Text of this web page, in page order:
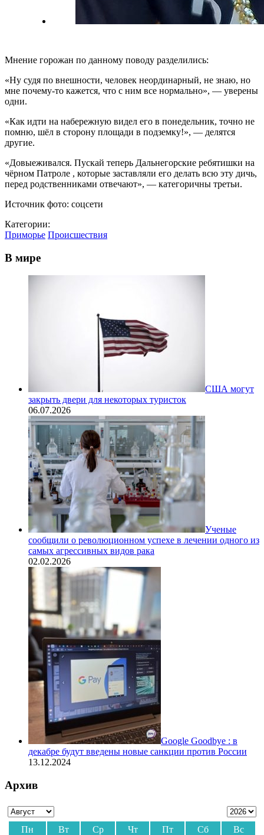
Мнение горожан по данному поводу разделились:
«Ну судя по внешности, человек неординарный, не знаю, но
мне почему-то кажется, что с ним все нормально», — уверены
одни.
«Как идти на набережную видел его в понедельник, точно не
помню, шёл в сторону площади в подземку!», — делятся
другие.
«Довыеживался. Пускай теперь Дальнегорские ребятишки на
чёрном Патроле , которые заставляли его делать всю эту дичь,
перед родственниками отвечают», — категоричны третьи.
Источник фото: соцсети
Категории:
Приморье Происшествия
В мире
США могут
закрыть двери для некоторых туристок
06.07.2026
Ученые
сообщили о революционном успехе в лечении одного из
самых агрессивных видов рака
02.02.2026
Google Goodbye : в
декабре будут введены новые санкции против России
13.12.2024
Архив
Пн Вт Ср Чт Пт Сб
Вс